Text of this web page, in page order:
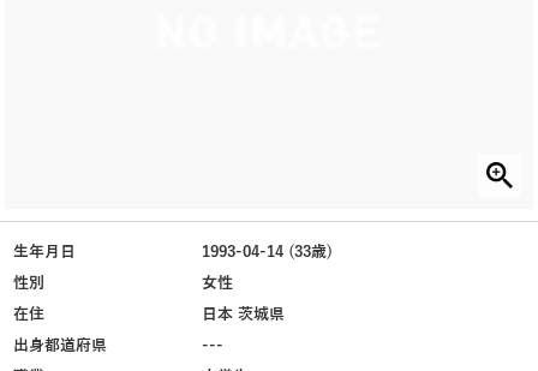
生年月日
1993-04-14 (33歳)
性別
女性
在住
日本 茨城県
出身都道府県
---